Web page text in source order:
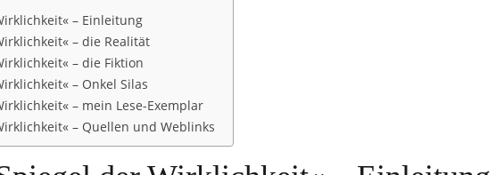
– Einleitung
– die Realität
– die Fiktion
– Onkel Silas
– mein Lese-Exemplar
– Quellen und Weblinks